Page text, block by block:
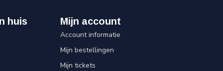
huis
Mijn account
Account informatie
Mijn bestellingen
Mijn tickets